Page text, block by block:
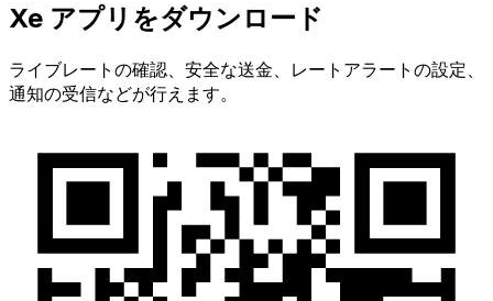
Xe アプリをダウンロード
ライブレートの確認、安全な送金、レートアラートの設定、
通知の受信などが行えます。